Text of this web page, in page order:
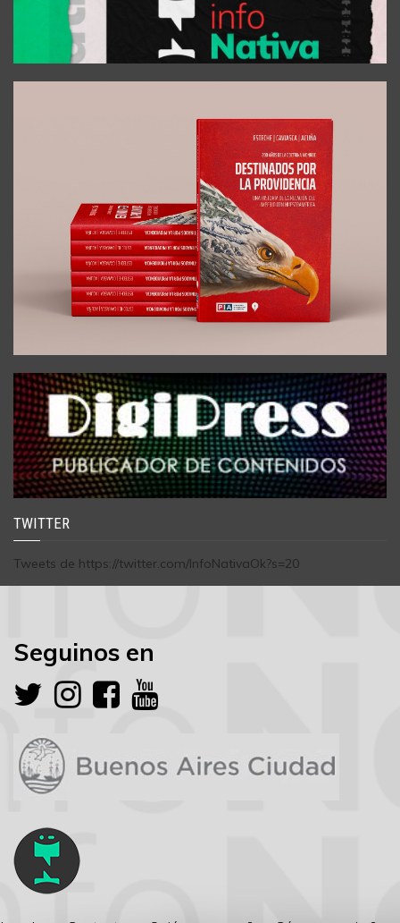
TWITTER
Tweets de https://twitter.com/InfoNativaOk?s=20
Seguinos en